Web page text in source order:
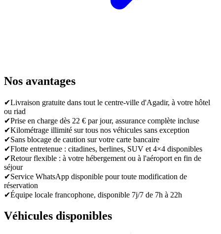
Nos avantages
✔Livraison gratuite dans tout le centre-ville d'Agadir, à votre hôtel
ou riad
✔Prise en charge dès 22 € par jour, assurance complète incluse
✔Kilométrage illimité sur tous nos véhicules sans exception
✔Sans blocage de caution sur votre carte bancaire
✔Flotte entretenue : citadines, berlines, SUV et 4×4 disponibles
✔Retour flexible : à votre hébergement ou à l'aéroport en fin de
séjour
✔Service WhatsApp disponible pour toute modification de
réservation
✔Équipe locale francophone, disponible 7j/7 de 7h à 22h
Véhicules disponibles